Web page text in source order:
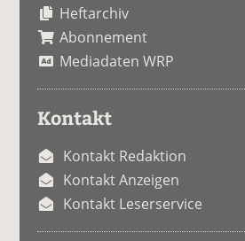
Heftarchiv
Abonnement
Mediadaten WRP
Kontakt
Kontakt Redaktion
Kontakt Anzeigen
Kontakt Leserservice